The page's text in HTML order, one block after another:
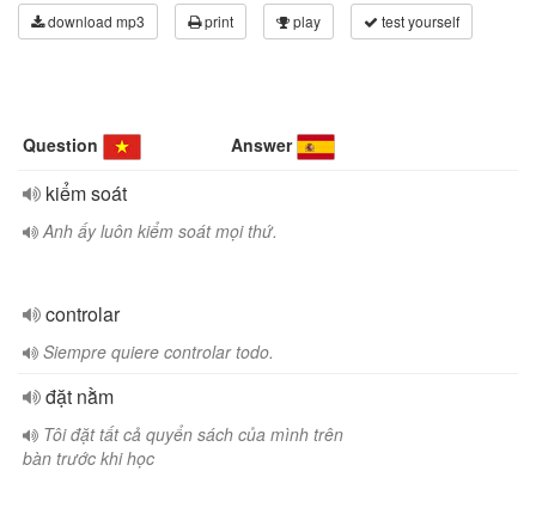
download mp3 print play test yourself
Question Answer
kiểm soát
Anh ấy luôn kiểm soát mọi thứ.
controlar
Siempre quiere controlar todo.
đặt nằm
Tôi đặt tất cả quyển sách của mình trên
bàn trước khi học